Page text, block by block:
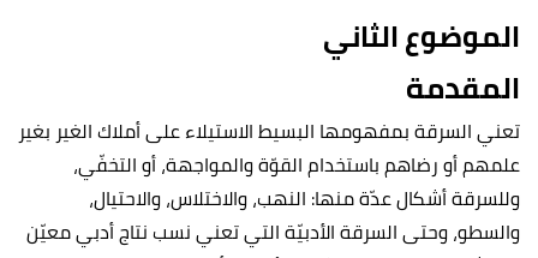
الموضوع الثاني
المقدمة
تعني السرقة بمفهومها البسيط الاستيلاء على أملاك الغير بغير
علمهم أو رضاهم باستخدام القوّة والمواجهة، أو التخفّي،
وللسرقة أشكال عدّة منها: النهب، والاختلاس، والاحتيال،
والسطو، وحتى السرقة الأدبيّة التي تعني نسب نتاج أدبي معيّن